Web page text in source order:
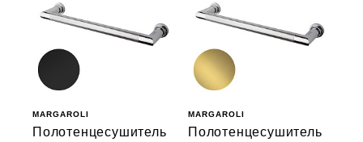
MARGAROLI
Полотенцесушитель
MARGAROLI
Полотенцесушитель